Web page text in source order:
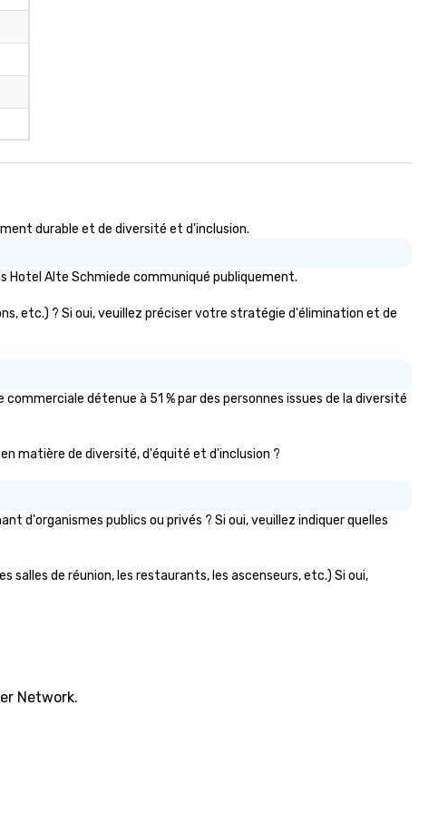
durable et de diversité et d'inclusion.
Hotel Alte Schmiede communiqué publiquement.
etc.) ? Si oui, veuillez préciser votre stratégie d'élimination et de
détenue à 51 % par des personnes issues de la diversité
matière de diversité, d'équité et d'inclusion ?
d'organismes publics ou privés ? Si oui, veuillez indiquer quelles
de réunion, les restaurants, les ascenseurs, etc.) Si oui,
Network.